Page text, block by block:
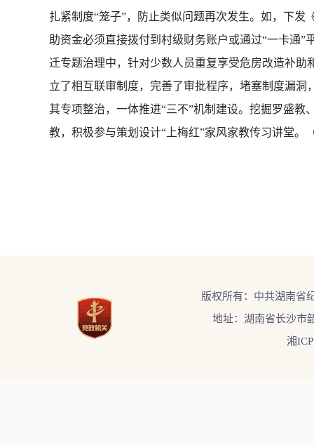
扎紧制度“笼子”，防止类似问题再次发生。如，下
助资金必须直接拨付到村级财务账户或通过“一卡通
迁专题治理中，针对少数人员重复享受危房改造补
立了相互联审制度，完善了审批程序，堵塞制度漏
其专项整治，一体推进“三不”机制建设。挖掘罗盛
教，积极参与策划设计“上梅红”家风家教传习讲堂。
版权所有：中共湖南省
地址：湖南省长沙市
湘